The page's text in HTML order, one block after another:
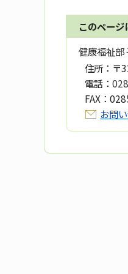
このペー
健康福祉部
住所： 〒
電話：
FAX：
お問